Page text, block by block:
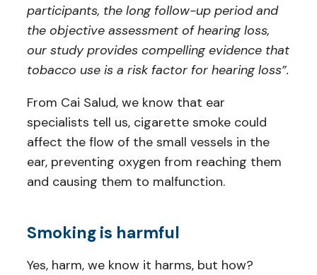
participants, the long follow-up period and
the objective assessment of hearing loss,
our study provides compelling evidence that
tobacco use is a risk factor for hearing loss”.
From Cai Salud, we know that ear
specialists tell us, cigarette smoke could
affect the flow of the small vessels in the
ear, preventing oxygen from reaching them
and causing them to malfunction.
Smoking is harmful
Yes, harm, we know it harms, but how?